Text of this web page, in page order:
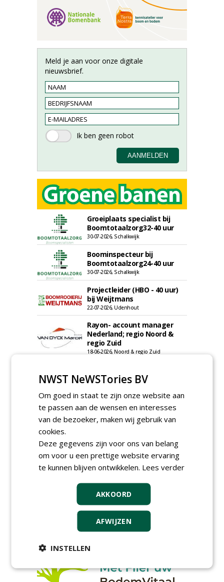
Meld je aan voor onze digitale
nieuwsbrief.
Groeiplaats specialist bij
Boomtotaalzorg32-40 uur
30-07-2026, Schalkwijk
Boominspecteur bij
Boomtotaalzorg24-40 uur
30-07-2026, Schalkwijk
Projectleider (HBO - 40 uur)
bij Weijtmans
22-07-2026, Udenhout
Rayon- account manager
Nederland; regio Noord &
regio Zuid
18-06-2026, Noord & regio Zuid
ETW bij Weijtmans
04-05-2026
Proefveldmedewerker/
Chauffeur
landbouwmachines bij DSV
zaden Nederland B.V.
Kasmedewerker (fulltime) bij
DSV zaden Nederland B.V.
06-08-2026, Ven-Zelderheide
Allround
magazijnmedewerker
(fulltime) bij DSV zaden
Nederland B.V.
06-08-2026, Ven Zelderheide
NWST NeWSTories BV
Om goed in staat te zijn onze website aan
te passen aan de wensen en interesses
van de bezoeker, maken wij gebruik van
cookies.
Deze gegevens zijn voor ons van belang
om voor u een prettige website ervaring
te kunnen blijven ontwikkelen. Lees verder
AKKOORD
AFWIJZEN
INSTELLEN